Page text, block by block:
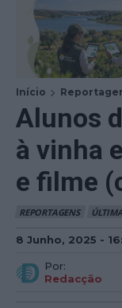
Início
Alunos
à vinha
e filme
REPORTAGENS
8 Junho, 2025 -
Por:
Redacção